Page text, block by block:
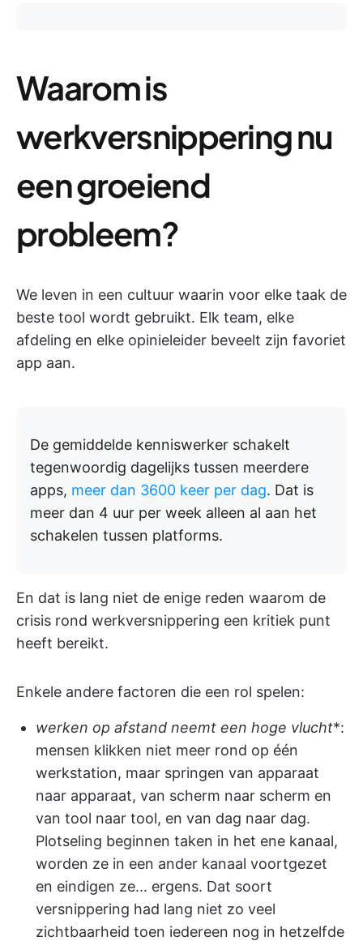
Waarom is
werkversnippering nu
een groeiend
probleem?
We leven in een cultuur waarin voor elke taak de
beste tool wordt gebruikt. Elk team, elke
afdeling en elke opinieleider beveelt zijn favoriet
app aan.
De gemiddelde kenniswerker schakelt
tegenwoordig dagelijks tussen meerdere
apps, meer dan 3600 keer per dag. Dat is
meer dan 4 uur per week alleen al aan het
schakelen tussen platforms.
En dat is lang niet de enige reden waarom de
crisis rond werkversnippering een kritiek punt
heeft bereikt.
Enkele andere factoren die een rol spelen:
werken op afstand neemt een hoge vlucht*:
mensen klikken niet meer rond op één
werkstation, maar springen van apparaat
naar apparaat, van scherm naar scherm en
van tool naar tool, en van dag naar dag.
Plotseling beginnen taken in het ene kanaal,
worden ze in een ander kanaal voortgezet
en eindigen ze... ergens. Dat soort
versnippering had lang niet zo veel
zichtbaarheid toen iedereen nog in hetzelfde